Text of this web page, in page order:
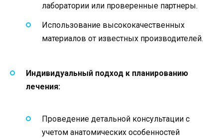
лаборатории или проверенные партнеры.
Использование высококачественных
материалов от известных производителей.
Индивидуальный подход к планированию
лечения:
Проведение детальной консультации с
учетом анатомических особенностей